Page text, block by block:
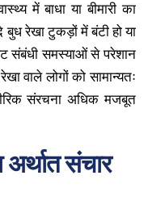
में बाधा या बीमारी का
रेखा टुकड़ों में बंटी हो या
संबंधी समस्याओं से परेशान
वाले लोगों को सामान्यतः
संरचना अधिक मजबूत
संचार